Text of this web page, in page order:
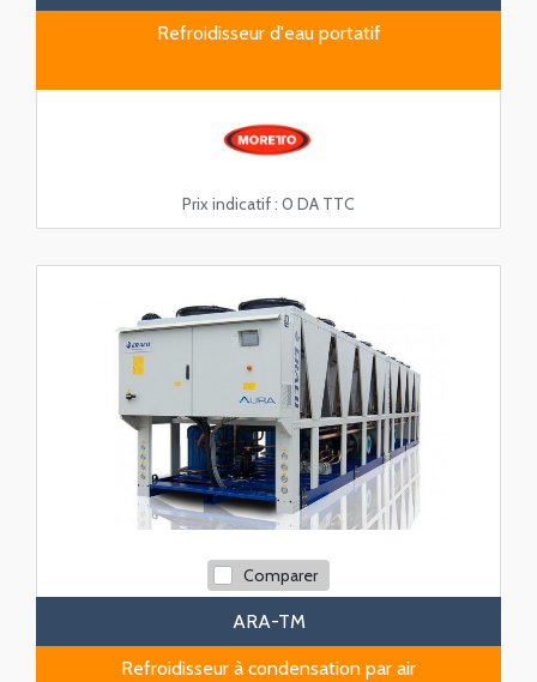
Refroidisseur d'eau portatif
Prix indicatif : 0 DA TTC
Comparer
ARA-TM
Refroidisseur à condensation par air